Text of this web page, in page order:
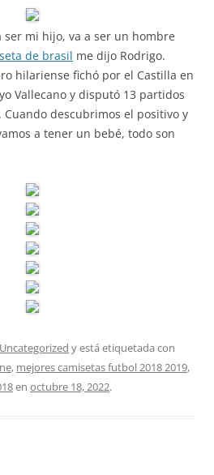
ser mi hijo, va a ser un hombre
de brasil me dijo Rodrigo.
hilariense fichó por el Castilla en
Vallecano y disputó 13 partidos
descubrimos el positivo y
a tener un bebé, todo son
Uncategorized y está etiquetada con
, mejores camisetas futbol 2018 2019,
en octubre 18, 2022.